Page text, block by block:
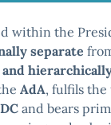
within the
separate
AdA, fulfils the
and bears